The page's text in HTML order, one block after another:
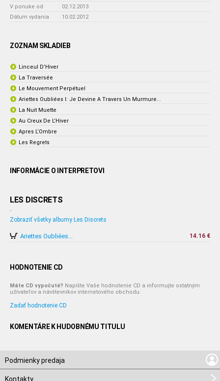
V ponuke od
: 02.12.2013
Dátum vydania
: 10.02.2012
ZOZNAM SKLADIEB
Linceul D’Hiver
La Traversée
Le Mouvement Perpétuel
Ariettes Oubliées I: Je Devine A Travers Un Murmure...
La Nuit Muette
Au Creux De L’Hiver
Apres L‘Ombre
Les Regrets
INFORMÁCIE O INTERPRETOVI
LES DISCRETS
-
Zobraziť všetky albumy Les Discrets
Ariettes Oubliées... 14.16 €
HODNOTENIE CD
Máte CD vypočuté? Napíšte Vaše hodnotenie CD a informujte ostatným
užívateľov a návštevníkov internetového obchodu.
Zadať hodnotenie CD
KOMENTÁRE K HUDOBNÉMU TITULU
Podmienky predaja
Kontakty